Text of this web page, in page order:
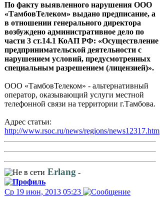
По факту выявленного нарушения ООО
«ТамбовТелеком» выдано предписание, а
в отношении генерального директора
возбуждено административное дело по
части 3 ст.14.1 КоАП РФ: «Осуществление
предпринимательской деятельности с
нарушением условий, предусмотренных
специальным разрешением (лицензией)».
ООО «ТамбовТелеком» - альтернативный
оператор, оказывающий услуги местной
телефонной связи на территории г.Тамбова.
Адрес статьи:
http://www.rsoc.ru/news/regions/news12317.htm
Erlang -
Ср 19 июн, 2013 05:23